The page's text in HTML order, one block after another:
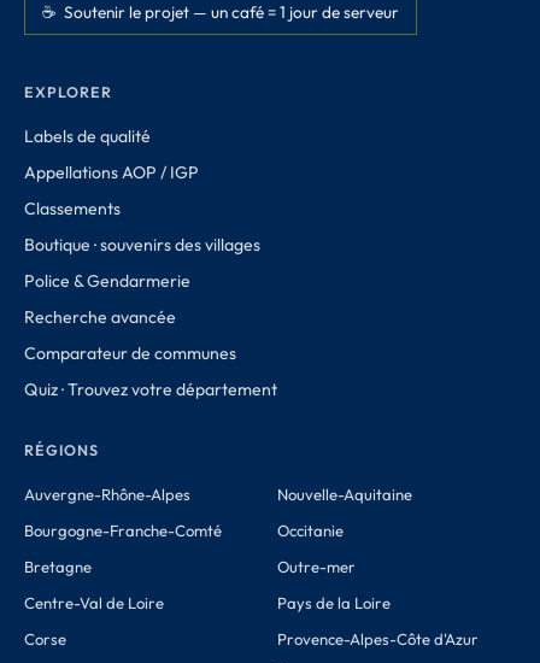
☕ Soutenir le projet — un café = 1 jour de serveur
EXPLORER
Labels de qualité
Appellations AOP / IGP
Classements
Boutique · souvenirs des villages
Police & Gendarmerie
Recherche avancée
Comparateur de communes
Quiz · Trouvez votre département
RÉGIONS
Auvergne-Rhône-Alpes
Bourgogne-Franche-Comté
Bretagne
Centre-Val de Loire
Corse
Nouvelle-Aquitaine
Occitanie
Outre-mer
Pays de la Loire
Provence-Alpes-Côte d'Azur